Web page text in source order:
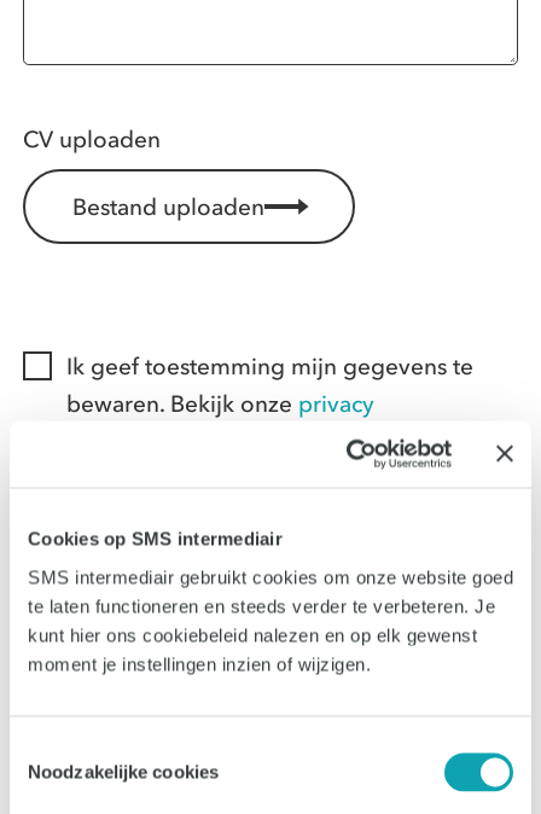
Cookies op SMS intermediair
SMS intermediair gebruikt cookies om onze website goed
te laten functioneren en steeds verder te verbeteren. Je
kunt hier ons cookiebeleid nalezen en op elk gewenst
moment je instellingen inzien of wijzigen.
Noodzakelijke cookies
CV uploaden
Bestand uploaden
Ik geef toestemming mijn gegevens te
bewaren. Bekijk onze privacy
Schrijf me in voor de SMS Intermediair
Solliciteer